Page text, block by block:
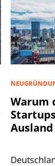
Warum